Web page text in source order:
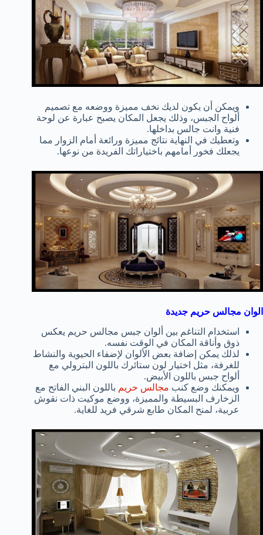
ويمكن أن يكون لديك نخف مميزة ووضعه مع تصميم
ألواح الجبس، وذلك يجعل المكان يصبح عبارة عن لوحة
فنية وانت جالس بداخلها.
وتعطيك في النهاية نتائج مميزة ورائعة أمام الزوار مما
يجعلك فخور أمامهم باختياراتك الفريدة من نوعها.
الوان مجالس حريم جديدة
استخدام التناغم بين ألوان جبس مجالس حريم يعكس
ذوق وأناقة المكان في الوقت نفسه.
لذلك يمكن إضافة بعض الألوان لإضفاء الحيوية والنشاط
للغرفة، مثل اختيار لون ستائرك باللون البترولي مع
ألواح جبس باللون الأبيض.
ويمكنك وضع كنب مجالس حريم باللون البني الفاتح مع
الزخارف البسيطة والمميزة، ووضع موكيت ذات نقوش
عربية، لمنح المكان طابع شرقي فريد للغاية.